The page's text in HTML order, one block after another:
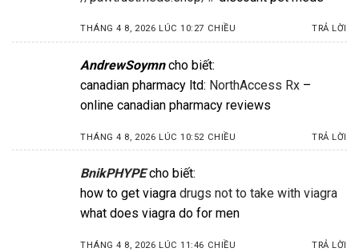
THÁNG 4 8, 2026 LÚC 10:27 CHIỀU TRẢ LỜI
AndrewSoymn cho biết:
canadian pharmacy ltd: NorthAccess Rx –
online canadian pharmacy reviews
THÁNG 4 8, 2026 LÚC 10:52 CHIỀU TRẢ LỜI
BnikPHYPE cho biết:
how to get viagra drugs not to take with viagra
what does viagra do for men
THÁNG 4 8, 2026 LÚC 11:46 CHIỀU TRẢ LỜI